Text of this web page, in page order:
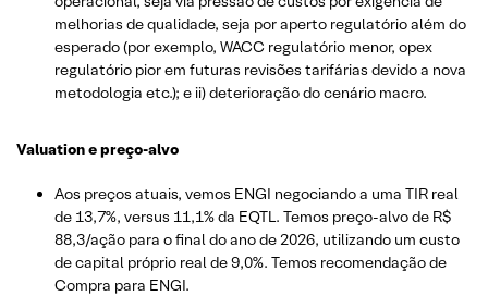
melhorias de qualidade, seja por aperto regulatório além do
esperado (por exemplo, WACC regulatório menor, opex
regulatório pior em futuras revisões tarifárias devido a nova
metodologia etc.); e ii) deterioração do cenário macro.
Valuation e preço-alvo
Aos preços atuais, vemos ENGI negociando a uma TIR real
de 13,7%, versus 11,1% da EQTL. Temos preço-alvo de R$
88,3/ação para o final do ano de 2026, utilizando um custo
de capital próprio real de 9,0%. Temos recomendação de
Compra para ENGI.